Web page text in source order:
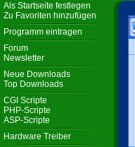
Als Startseite festlegen
Zu Favoriten hinzufügen
Programm eintragen
Forum
Newsletter
Neue Downloads
Top Downloads
CGI Scripte
PHP-Scripte
ASP-Scripte
Hardware Treiber